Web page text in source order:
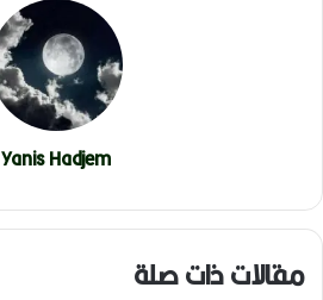
Yanis Hadjem
مقالات ذات صلة